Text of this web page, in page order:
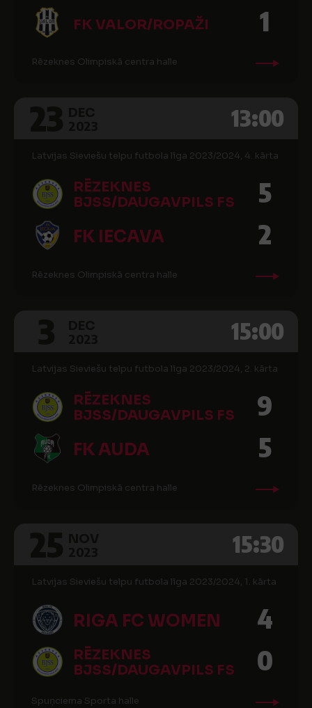
FK VALOR/ROPAŽI 1
Rēzeknes Olimpiskā centra halle
13:00
Latvijas Sieviešu telpu futbola līga 2023/2024, 4. kārta
RĒZEKNES
BJSS/DAUGAVPILS FS
5
FK IECAVA 2
Rēzeknes Olimpiskā centra halle
15:00
Latvijas Sieviešu telpu futbola līga 2023/2024, 2. kārta
RĒZEKNES
BJSS/DAUGAVPILS FS
9
FK AUDA 5
Rēzeknes Olimpiskā centra halle
15:30
Latvijas Sieviešu telpu futbola līga 2023/2024, 1. kārta
RIGA FC WOMEN 4
RĒZEKNES
BJSS/DAUGAVPILS FS
0
Spuņciema Sporta halle